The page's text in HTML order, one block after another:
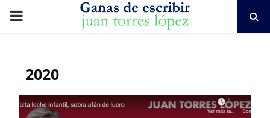
PRIMARY
2020